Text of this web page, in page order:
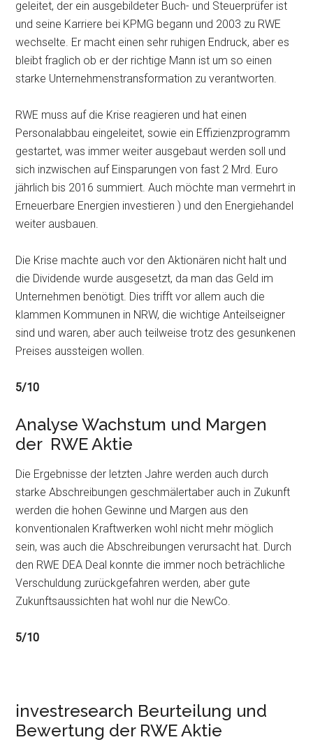
geleitet, der ein ausgebildeter Buch- und Steuerprüfer ist
und seine Karriere bei KPMG begann und 2003 zu RWE
wechselte. Er macht einen sehr ruhigen Endruck, aber es
bleibt fraglich ob er der richtige Mann ist um so einen
starke Unternehmenstransformation zu verantworten.
RWE muss auf die Krise reagieren und hat einen
Personalabbau eingeleitet, sowie ein Effizienzprogramm
gestartet, was immer weiter ausgebaut werden soll und
sich inzwischen auf Einsparungen von fast 2 Mrd. Euro
jährlich bis 2016 summiert. Auch möchte man vermehrt in
Erneuerbare Energien investieren ) und den Energiehandel
weiter ausbauen.
Die Krise machte auch vor den Aktionären nicht halt und
die Dividende wurde ausgesetzt, da man das Geld im
Unternehmen benötigt. Dies trifft vor allem auch die
klammen Kommunen in NRW, die wichtige Anteilseigner
sind und waren, aber auch teilweise trotz des gesunkenen
Preises aussteigen wollen.
5/10
Analyse Wachstum und Margen
der RWE Aktie
Die Ergebnisse der letzten Jahre werden auch durch
starke Abschreibungen geschmälertaber auch in Zukunft
werden die hohen Gewinne und Margen aus den
konventionalen Kraftwerken wohl nicht mehr möglich
sein, was auch die Abschreibungen verursacht hat. Durch
den RWE DEA Deal konnte die immer noch beträchliche
Verschuldung zurückgefahren werden, aber gute
Zukunftsaussichten hat wohl nur die NewCo.
5/10
investresearch Beurteilung und
Bewertung der RWE Aktie